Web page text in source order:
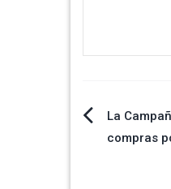
La
compras